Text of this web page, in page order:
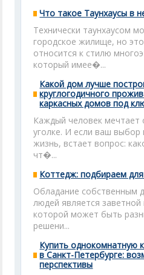
Что такое Таунхаусы в
Технически таунхаусом
городское жилище, но
относится к стилю
который имее�...
Какой дом лучше
круглогодичного
каркасных домов под
Каждый человек
уголке. И если ваш выбор
жизнь, встает вопрос:
чт�...
Коттедж: подбираем для
Обладание собственным
людей является
которой может быть
решени...
Купить однокомнатную
в Санкт-Петербурге:
перспективы